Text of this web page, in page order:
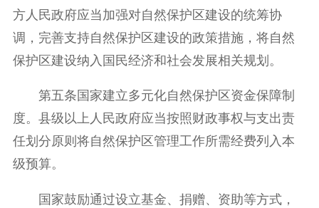
方人民政府应当加强对自然保护区建设的统筹协
调，完善支持自然保护区建设的政策措施，将自然
保护区建设纳入国民经济和社会发展相关规划。
第五条国家建立多元化自然保护区资金保障制
度。县级以上人民政府应当按照财政事权与支出责
任划分原则将自然保护区管理工作所需经费列入本
级预算。
国家鼓励通过设立基金、捐赠、资助等方式，